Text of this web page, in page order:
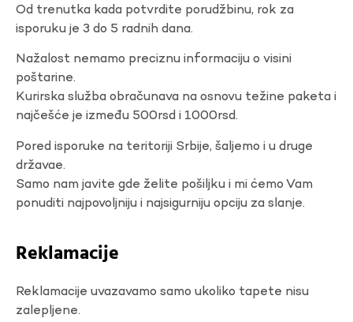
Od trenutka kada potvrdite porudžbinu, rok za
isporuku je 3 do 5 radnih dana.
Nažalost nemamo preciznu informaciju o visini
poštarine.
Kurirska služba obračunava na osnovu težine paketa i
najčešće je između 500rsd i 1000rsd.
Pored isporuke na teritoriji Srbije, šaljemo i u druge
državae.
Samo nam javite gde želite pošiljku i mi ćemo Vam
ponuditi najpovoljniju i najsigurniju opciju za slanje.
Reklamacije
Reklamacije uvazavamo samo ukoliko tapete nisu
zalepljene.